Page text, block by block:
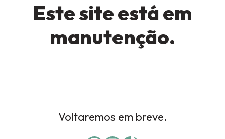
Este site está em
manutenção.
Voltaremos em breve.
CREATE AN ACCOUNT